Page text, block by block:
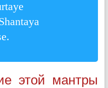
этой мантры